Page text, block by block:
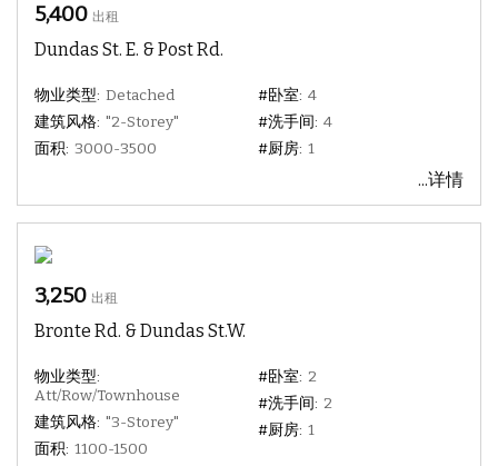
5,400 出租
Dundas St. E. & Post Rd.
物业类型: Detached
建筑风格: "2-Storey"
面积: 3000-3500
#卧室: 4
#洗手间: 4
#厨房: 1
...详情
3,250 出租
Bronte Rd. & Dundas St.W.
物业类型:
Att/Row/Townhouse
建筑风格: "3-Storey"
面积: 1100-1500
#卧室: 2
#洗手间: 2
#厨房: 1